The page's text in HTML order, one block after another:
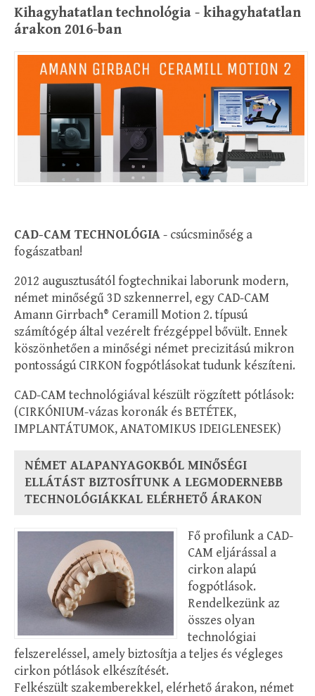
Kihagyhatatlan technológia - kihagyhatatlan
árakon 2016-ban
CAD-CAM TECHNOLÓGIA- csúcsminőség a
fogászatban!
2012 augusztusától fogtechnikai laborunk modern,
német minőségű 3D szkennerrel, egy CAD-CAM
Amann Girrbach® Ceramill Motion 2. típusú
számítógép által vezérelt frézgéppel bővült. Ennek
köszönhetően a minőségi német precizitású mikron
pontosságú CIRKON fogpótlásokat tudunk készíteni.
CAD-CAM technológiával készült rögzített pótlások:
(CIRKÓNIUM-vázas koronák és BETÉTEK,
IMPLANTÁTUMOK, ANATOMIKUS IDEIGLENESEK)
NÉMET ALAPANYAGOKBÓL MINŐSÉGI
ELLÁTÁST BIZTOSÍTUNK A LEGMODERNEBB
TECHNOLÓGIÁKKAL ELÉRHETŐ ÁRAKON
Fő profilunk a CAD-
CAM eljárással a
cirkon alapú
fogpótlások.
Rendelkezünk az
összes olyan
technológiai
felszereléssel, amely biztosítja a teljes és végleges
cirkon pótlások elkészítését.
Felkészült szakemberekkel, elérhető árakon, német